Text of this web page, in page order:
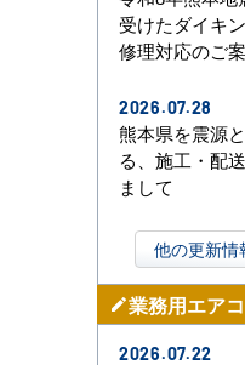
受けたダイキ
修理対応のご
2026.07.28
熊本県を震源
る、施工・配
まして
他の更新情
mode_edit業務用エア
2026.07.22